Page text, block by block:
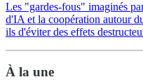
Les "gardes-fous" imaginés
d'IA et la coopération autour
ils d'éviter des effets
À la une